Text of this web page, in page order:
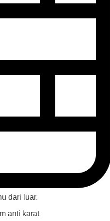
dari luar.
anti karat